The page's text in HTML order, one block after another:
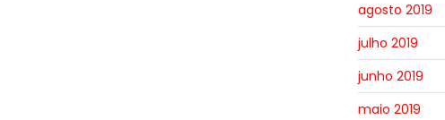
agosto 2019
julho 2019
junho 2019
maio 2019